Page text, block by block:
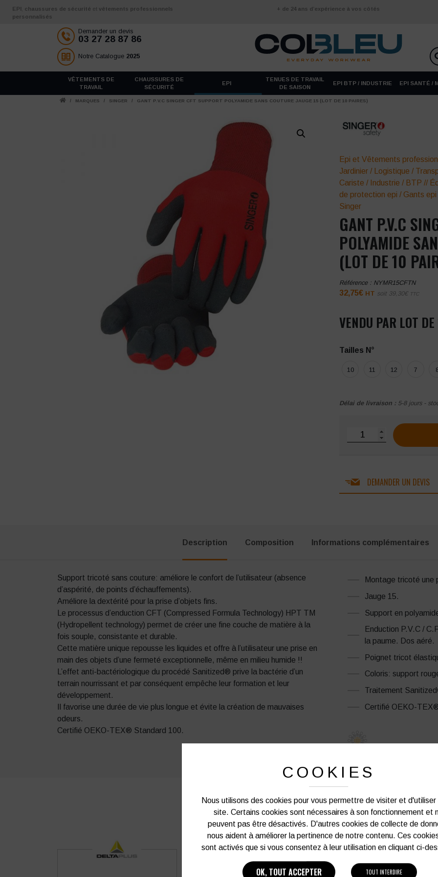
Aller au contenu
EPI chaussures de sécurité et vêtements professionnels
personnalisés
+ de 24 ans d’expérience à vos côtés
Demander un devis
03 27 28 87 86
Notre Catalogue 2025
VÊTEMENTS DE
TRAVAIL
CHAUSSURES DE
SÉCURITÉ
EPI
TENUES DE TRAVAIL
DE SAISON
EPI BTP / INDUSTRIE EPI SANTÉ /
/ MARQUES / SINGER / GANT P.V.C SINGER CFT SUPPORT POLYAMIDE SANS COUTURE JAUGE 15 (LOT DE 10 PAIRES)
Epi et Vêtements
Jardinier / Logistique /
Cariste / Industrie / BTP //
de protection epi / Gants
Singer
GANT P.V.C
POLYAMIDE
(LOT DE 10
Référence : NYMR15CFTN
32,75€ HT soit 39,30€ TTC
VENDU PAR LOT
Tailles N°
10 11 12 7
Délai de livraison : 5-8 jours -
quantité de Gant P.V.C
DEMANDER UN DEVIS
Description Composition Informations complémentaires
Support tricoté sans couture: améliore le confort de l’utilisateur (absence
d’aspérité, de points d’échauffements).
Améliore la dextérité pour la prise d’objets fins.
Le processus d’enduction CFT (Compressed Formula Technology) HPT TM
(Hydropellent technology) permet de créer une fine couche de matière à la
fois souple, consistante et durable.
Cette matière unique repousse les liquides et offre à l’utilisateur une prise en
main des objets d’une fermeté exceptionnelle, même en milieu humide !!
L’effet anti-bactériologique du procédé Sanitized® prive la bactérie d’un
terrain nourrissant et par conséquent empêche leur formation et leur
développement.
Il favorise une durée de vie plus longue et évite la création de mauvaises
odeurs.
Certifié OEKO-TEX® Standard 100.
Montage tricoté une
Jauge 15.
Support en
Enduction P.V.C /
la paume. Dos aéré.
Poignet tricot
Coloris: support
Traitement
Certifié OEKO-
PRODUITS SIMILAIRES
COOKIES
Nous utilisons des cookies pour vous permettre de visiter et d'utiliser
site. Certains cookies sont nécessaires à son fonctionnement et
peuvent pas être désactivés. D'autres cookies de collecte de
nous aident à améliorer la pertinence de notre contenu. Ces
sont activés que si vous consentez à leur utilisation en cliquant ci-
OK, TOUT ACCEPTER TOUT INTERDIRE